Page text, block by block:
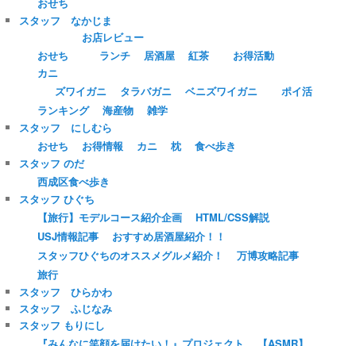
スタッフ なかじま
おせち
お店レビュー
ランチ
居酒屋 紅茶
お得活動
カニ
ズワイガニ
タラバガニ ベニズワイガニ
ポイ活
ランキング
海産物
雑学
スタッフ にしむら
おせち
お得情報 カニ 枕
食べ歩き
スタッフ のだ
西成区食べ歩き
スタッフ ひぐち
【旅行】モデルコース紹介企画
HTML/CSS解説
USJ情報記事
おすすめ居酒屋紹介！！
スタッフひぐちのオススメグルメ紹介！
万博攻略記事
旅行
スタッフ ひらかわ
スタッフ ふじなみ
スタッフ もりにし
『みんなに笑顔を届けたい！』プロジェクト
【ASMR】